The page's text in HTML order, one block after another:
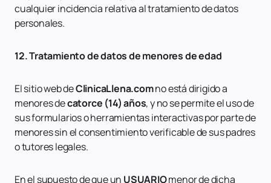
cualquier incidencia relativa al tratamiento de datos
personales.
12. Tratamiento de datos de menores de edad
El sitio web deClinicaLlena.comno está dirigido a
menores decatorce (14) años, y no se permite el uso de
sus formularios o herramientas interactivas por parte de
menores sin el consentimiento verificable de sus padres
o tutores legales.
En el supuesto de que un USUARIOmenor de dicha